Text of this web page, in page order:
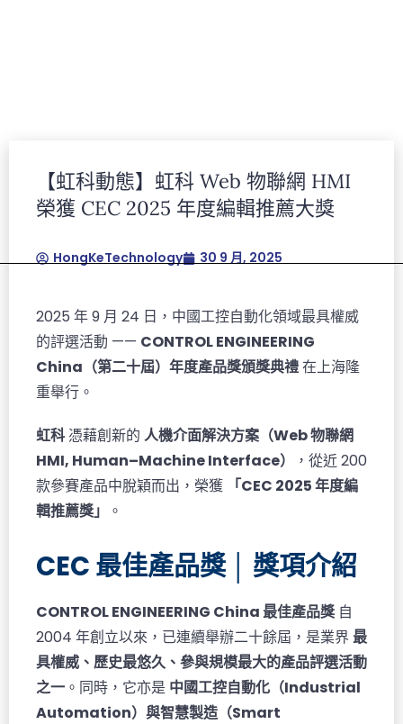
【虹科動態】虹科 Web 物聯網 HMI
榮獲 CEC 2025 年度編輯推薦大獎
HongKeTechnology 30 9 月, 2025
2025 年 9 月 24 日，中國工控自動化領域最具權威
的評選活動 —— CONTROL ENGINEERING
China（第二十屆）年度產品獎頒獎典禮在上海隆
重舉行。
虹科 憑藉創新的 人機介面解決方案（Web 物聯網
HMI, Human–Machine Interface）
，從近 200
款參賽產品中脫穎而出，榮獲
「CEC 2025 年度編
輯推薦獎」
。
CEC 最佳產品獎 │ 獎項介紹
CONTROL ENGINEERING China 最佳產品獎 自
2004 年創立以來，已連續舉辦二十餘屆，是業界 最
具權威、歷史最悠久、參與規模最大的產品評選活動
之一 。同時，它亦是 中國工控自動化（Industrial
Automation）與智慧製造（Smart